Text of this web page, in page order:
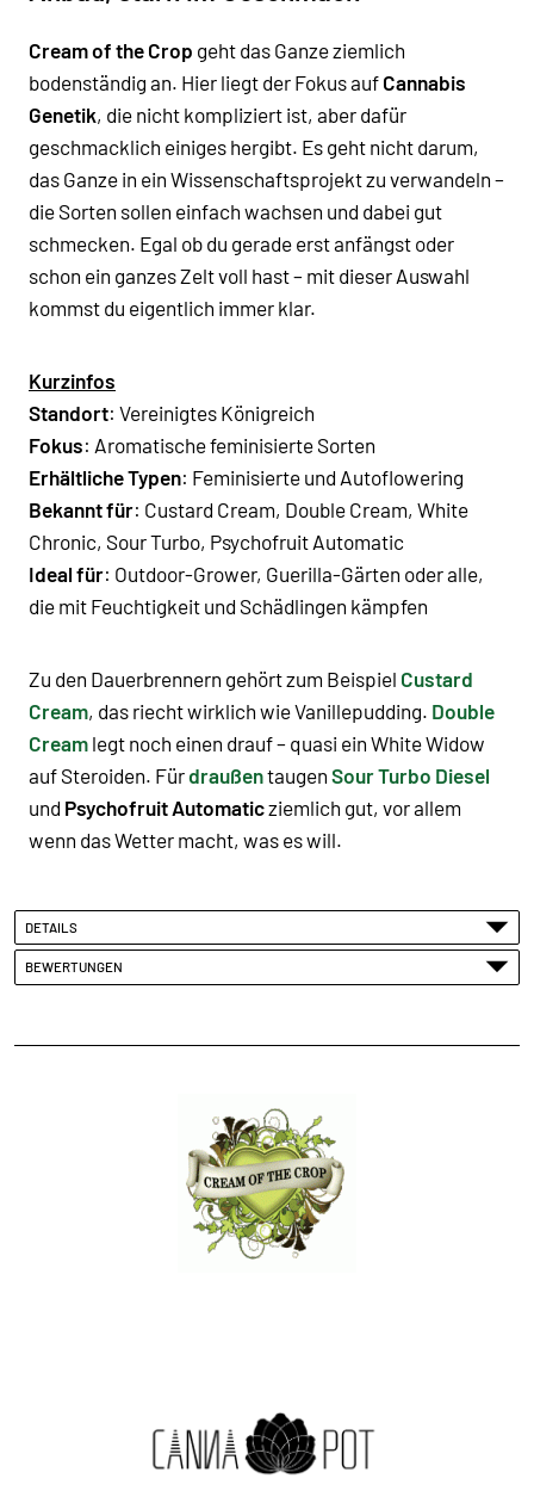
Cream of the Crop geht das Ganze ziemlich
bodenständig an. Hier liegt der Fokus auf Cannabis
Genetik, die nicht kompliziert ist, aber dafür
geschmacklich einiges hergibt. Es geht nicht darum,
das Ganze in ein Wissenschaftsprojekt zu verwandeln –
die Sorten sollen einfach wachsen und dabei gut
schmecken. Egal ob du gerade erst anfängst oder
schon ein ganzes Zelt voll hast – mit dieser Auswahl
kommst du eigentlich immer klar.
Kurzinfos
Standort: Vereinigtes Königreich
Fokus: Aromatische feminisierte Sorten
Erhältliche Typen: Feminisierte und Autoflowering
Bekannt für: Custard Cream, Double Cream, White
Chronic, Sour Turbo, Psychofruit Automatic
Ideal für: Outdoor-Grower, Guerilla-Gärten oder alle,
die mit Feuchtigkeit und Schädlingen kämpfen
Zu den Dauerbrennern gehört zum Beispiel Custard
Cream, das riecht wirklich wie Vanillepudding. Double
Cream legt noch einen drauf – quasi ein White Widow
auf Steroiden. Fürdraußentaugen Sour Turbo Diesel
und Psychofruit Automaticziemlich gut, vor allem
wenn das Wetter macht, was es will.
DETAILS
BEWERTUNGEN